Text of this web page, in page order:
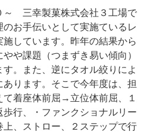
～ 三幸製菓株式会社３工場で
お手伝いとして実施ているレ
しています。昨年の結果から
や課題（つまずき易い傾向）
。また、逆にタオル絞りによ
ります。そこで今年度は、担
着座体前屈→立位体前屈、１
行、・ファンクショナルリー
、ストロー、２ステップで行